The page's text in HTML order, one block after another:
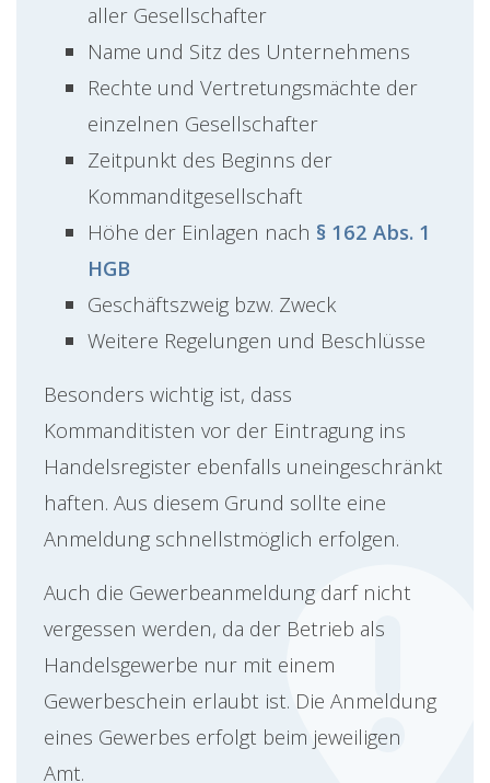
aller Gesellschafter
Name und Sitz des Unternehmens
Rechte und Vertretungsmächte der
einzelnen Gesellschafter
Zeitpunkt des Beginns der
Kommanditgesellschaft
Höhe der Einlagen nach § 162 Abs. 1
HGB
Geschäftszweig bzw. Zweck
Weitere Regelungen und Beschlüsse
Besonders wichtig ist, dass
Kommanditisten vor der Eintragung ins
Handelsregister ebenfalls uneingeschränkt
haften. Aus diesem Grund sollte eine
Anmeldung schnellstmöglich erfolgen.
Auch die Gewerbeanmeldung darf nicht
vergessen werden, da der Betrieb als
Handelsgewerbe nur mit einem
Gewerbeschein erlaubt ist. Die Anmeldung
eines Gewerbes erfolgt beim jeweiligen
Amt.